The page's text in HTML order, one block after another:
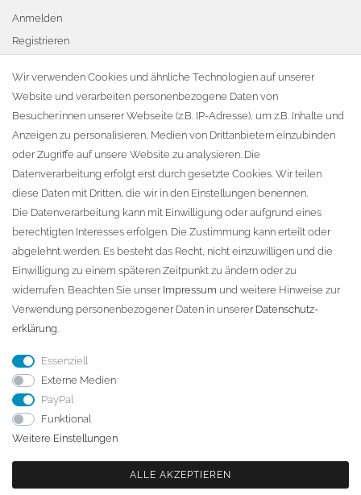
Anmelden
Registrieren
Warenkorb
Zur Kasse
KONTAKT
Fa. Steffen Jost
Söbrigener Weg 50
D-01796 Pirna
Telefon:+49 (0)3501 507295
info@dach-teufel.de
Wir verwenden Cookies und ähnliche Technologien auf unserer
Website und verarbeiten personenbezogene Daten von
Besucher:innen unserer Webseite (z.B. IP-Adresse), um z.B. Inhalte und
Anzeigen zu personalisieren, Medien von Drittanbietern einzubinden
oder Zugriffe auf unsere Website zu analysieren. Die
Datenverarbeitung erfolgt erst durch gesetzte Cookies. Wir teilen
diese Daten mit Dritten, die wir in den Einstellungen benennen.
Die Datenverarbeitung kann mit Einwilligung oder aufgrund eines
berechtigten Interesses erfolgen. Die Zustimmung kann erteilt oder
abgelehnt werden. Es besteht das Recht, nicht einzuwilligen und die
Einwilligung zu einem späteren Zeitpunkt zu ändern oder zu
widerrufen. Beachten Sie unser Impressum und weitere Hinweise zur
Verwendung personenbezogener Daten in unserer Daten­schutz­
erklärung.
Essenziell
Externe Medien
PayPal
Funktional
Weitere Einstellungen
ALLE AKZEPTIEREN